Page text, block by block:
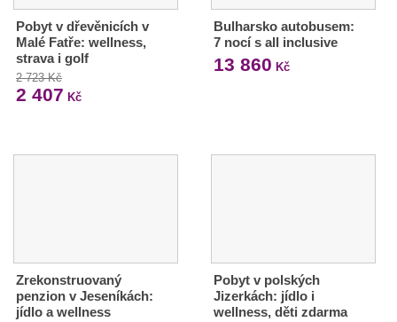
Pobyt v dřevěnicích v
Malé Fatře: wellness,
strava i golf
2 723 Kč
2 407 Kč
Bulharsko autobusem:
7 nocí s all inclusive
13 860 Kč
Zrekonstruovaný
penzion v Jeseníkách:
jídlo a wellness
Pobyt v polských
Jizerkách: jídlo i
wellness, děti zdarma